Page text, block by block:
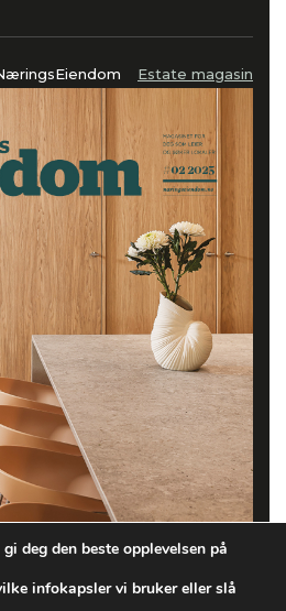
Estate magasin
deg den beste opplevelsen på
infokapsler vi bruker eller slå